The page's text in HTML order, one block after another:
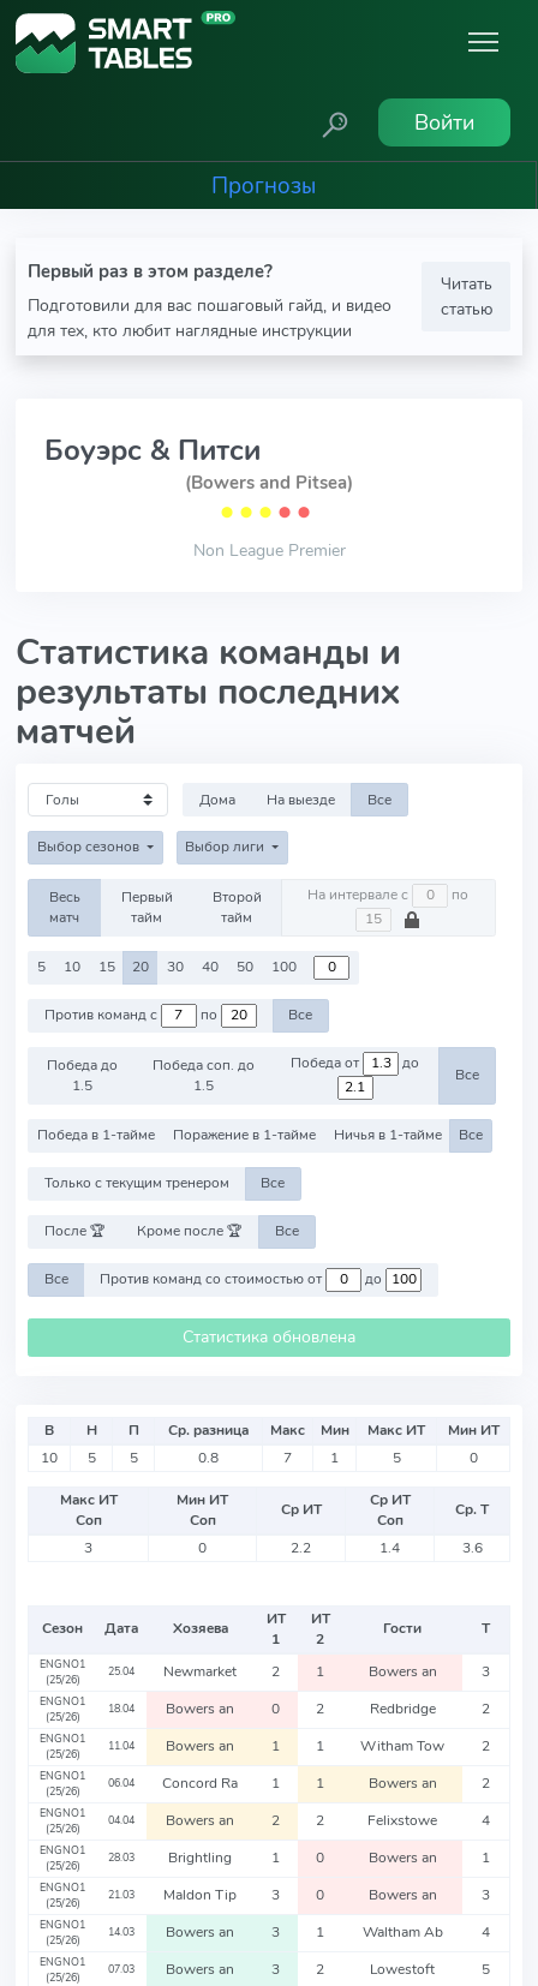
Войти
Прогнозы
Первый раз в этом разделе?
Подготовили для вас пошаговый гайд, и видео
для тех, кто любит наглядные инструкции
Читать
статью
Боуэрс & Питси
(Bowers and Pitsea)
⬤ ⬤ ⬤ ⬤ ⬤
Non League Premier
Статистика команды и
результаты последних
матчей
Дома На выезде Все
Выбор сезонов Выбор лиги
Весь
матч
Первый
тайм
Второй
тайм
На интервале с по
5 10 15 20 30 40 50 100
Против команд с по Все
Победа до
1.5
Победа соп. до
1.5
Победа от до
Все
Победа в 1-тайме Поражение в 1-тайме Ничья в 1-тайме Все
Только с текущим тренером Все
После 🏆 Кроме после 🏆 Все
Все Против команд со стоимостью от до
Статистика обновлена
В Н П Ср. разница Макс Мин Макс ИТ
Мин ИТ
10
5 5 0.8 7 1 5 0
Макс ИТ
Соп
Мин ИТ
Соп
Ср ИТ
Ср ИТ
Соп
Ср. Т
3
0 2.2 1.4 3.6
Сезон Дата Хозяева
ИТ
1
ИТ
2
Гости Т
ENGNO1
(25/26)
25.04 Newmarket 2 1 Bowers an 3
ENGNO1
(25/26)
18.04 Bowers an 0 2 Redbridge 2
ENGNO1
(25/26)
11.04 Bowers an 1 1 Witham Tow 2
ENGNO1
(25/26)
06.04 Concord Ra 1 1 Bowers an 2
ENGNO1
(25/26)
04.04 Bowers an 2 2 Felixstowe 4
ENGNO1
(25/26)
28.03 Brightling 1 0 Bowers an 1
ENGNO1
(25/26)
21.03 Maldon Tip 3 0 Bowers an 3
ENGNO1
(25/26)
14.03 Bowers an 3 1 Waltham Ab 4
ENGNO1
(25/26)
07.03 Bowers an 3 2 Lowestoft 5